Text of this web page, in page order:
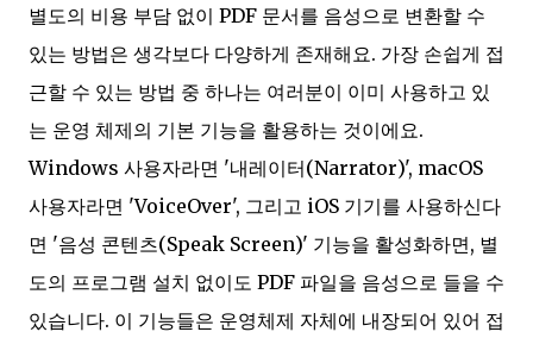
별도의 비용 부담 없이 PDF 문서를 음성으로 변환할 수
있는 방법은 생각보다 다양하게 존재해요. 가장 손쉽게 접
근할 수 있는 방법 중 하나는 여러분이 이미 사용하고 있
는 운영 체제의 기본 기능을 활용하는 것이에요.
Windows 사용자라면 '내레이터(Narrator)', macOS
사용자라면 'VoiceOver', 그리고 iOS 기기를 사용하신다
면 '음성 콘텐츠(Speak Screen)' 기능을 활성화하면, 별
도의 프로그램 설치 없이도 PDF 파일을 음성으로 들을 수
있습니다. 이 기능들은 운영체제 자체에 내장되어 있어 접